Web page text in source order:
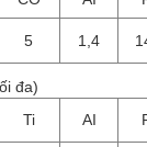
5 1,4
đa)
Ti AI